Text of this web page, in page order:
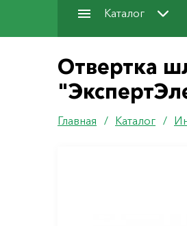
Каталог
Отвертка
Главная / Каталог /